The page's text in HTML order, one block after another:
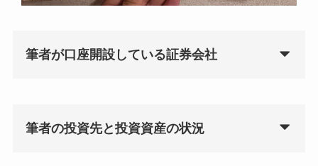
筆者が口座開設している証券会社
筆者の投資先と投資資産の状況